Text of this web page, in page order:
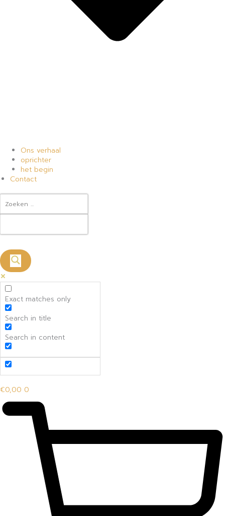
Ons verhaal
oprichter
het begin
Contact
Exact matches only
Search in title
Search in content
€0,00 0